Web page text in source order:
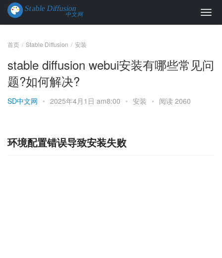
首页 Stable Diffusion 安装
stable diffusion webui安装有哪些常见问
题?如何解决?
SD中文网 • 2025年4月1日 am8:00 • 安装 • 阅读 2060
环境配置错误导致安装失败